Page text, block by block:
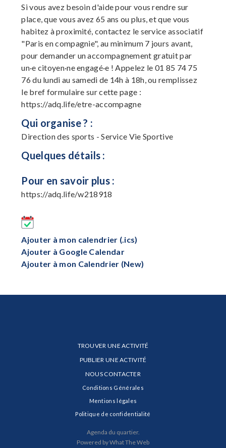
Si vous avez besoin d'aide pour vous rendre sur
place, que vous avez 65 ans ou plus, et que vous
habitez à proximité, contactez le service associatif
"Paris en compagnie", au minimum 7 jours avant,
pour demander un accompagnement gratuit par
un·e citoyen·ne engagé·e ! Appelez le 01 85 74 75
76 du lundi au samedi de 14h à 18h, ou remplissez
le bref formulaire sur cette page :
https://adq.life/etre-accompagne
Qui organise ? :
Direction des sports - Service Vie Sportive
Quelques détails :
Pour en savoir plus :
https://adq.life/w218918
Ajouter à mon calendrier (.ics)
Ajouter à Google Calendar
Ajouter à mon Calendrier (New)
TROUVER UNE ACTIVITÉ
PUBLIER UNE ACTIVITÉ
NOUS CONTACTER
Conditions Générales
Mentions légales
Politique de confidentialité
Agenda du quartier.
Powered by What The Web